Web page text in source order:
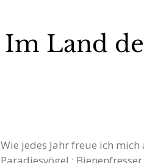
Im Land
Wie jedes Jahr freue ich